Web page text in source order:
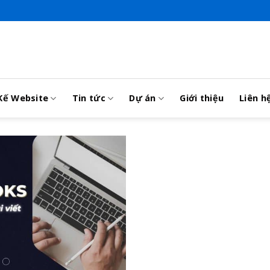
Website Tin tức Dự án Giới thiệu Liên